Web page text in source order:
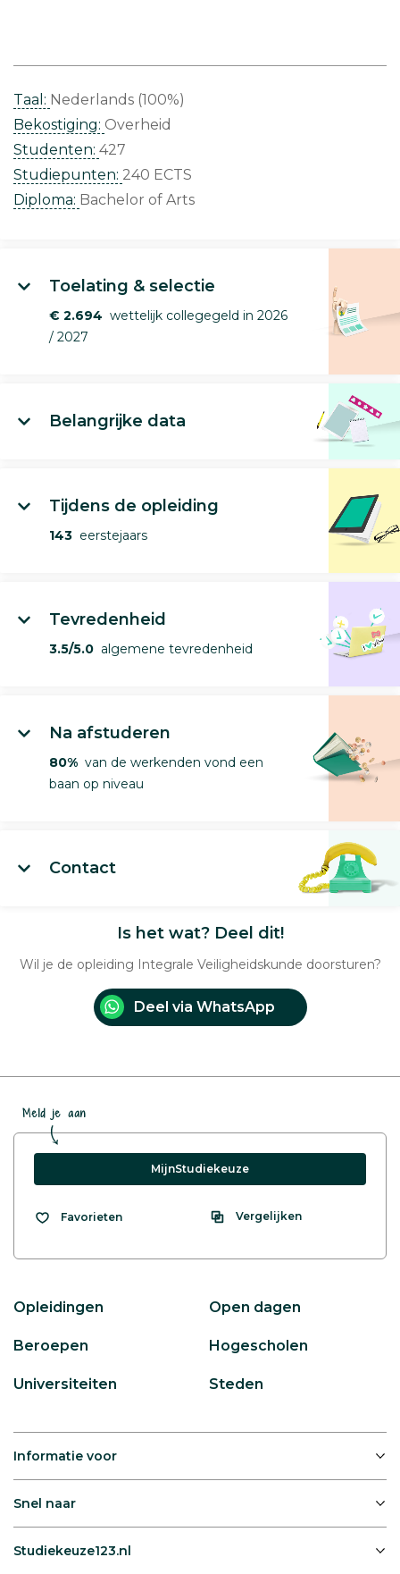
Taal: Nederlands (100%)
Bekostiging: Overheid
Studenten: 427
Studiepunten: 240 ECTS
Diploma: Bachelor of Arts
Toelating & selectie
€ 2.694 wettelijk collegegeld in 2026
/ 2027
Belangrijke data
Tijdens de opleiding
143 eerstejaars
Tevredenheid
3.5/5.0 algemene tevredenheid
Na afstuderen
80% van de werkenden vond een
baan op niveau
Contact
Is het wat? Deel dit!
Wil je de opleiding Integrale Veiligheidskunde doorsturen?
Deel via WhatsApp
Meld je aan
MijnStudiekeuze
Favorieten Vergelijken
Opleidingen Open dagen
Beroepen Hogescholen
Universiteiten Steden
Informatie voor
Snel naar
Studiekeuze123.nl